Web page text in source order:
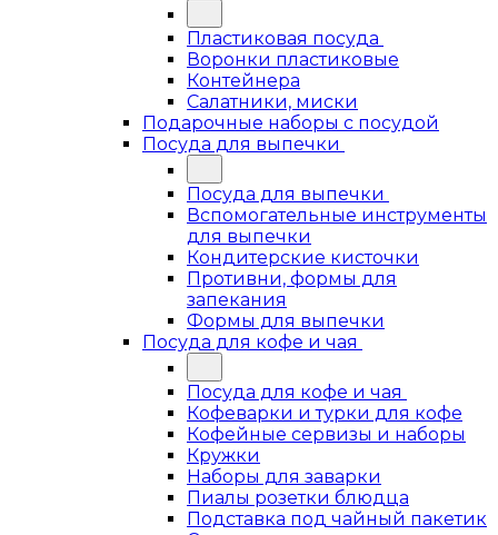
Пластиковая посуда
Воронки пластиковые
Контейнера
Салатники, миски
Подарочные наборы с посудой
Посуда для выпечки
Посуда для выпечки
Вспомогательные инструменты
для выпечки
Кондитерские кисточки
Противни, формы для
запекания
Формы для выпечки
Посуда для кофе и чая
Посуда для кофе и чая
Кофеварки и турки для кофе
Кофейные сервизы и наборы
Кружки
Наборы для заварки
Пиалы розетки блюдца
Подставка под чайный пакетик